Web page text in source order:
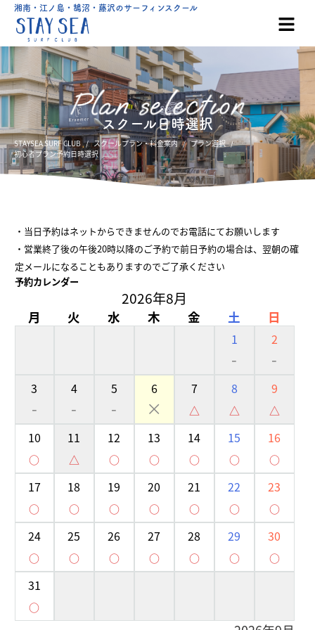
湘南・江ノ島・鵠沼・藤沢のサーフィンスクール
スクール日時選択
STAYSEA SURF CLUB スクールプラン・料金案内
プラン選択
初心者プラン予約日時選択
・当日予約はネットからできませんのでお電話にてお願いします
・営業終了後の午後20時以降のご予約で前日予約の場合は、翌朝の確
定メールになることもありますのでご了承ください
予約カレンダー
2026年8月
月 火 水 木 金 土 日
1
-
2
-
3
-
4
-
5
-
6
×
7
△
8
△
9
△
10
○
11
△
12
○
13
○
14
○
15
○
16
○
17
○
18
○
19
○
20
○
21
○
22
○
23
○
24
○
25
○
26
○
27
○
28
○
29
○
30
○
31
○